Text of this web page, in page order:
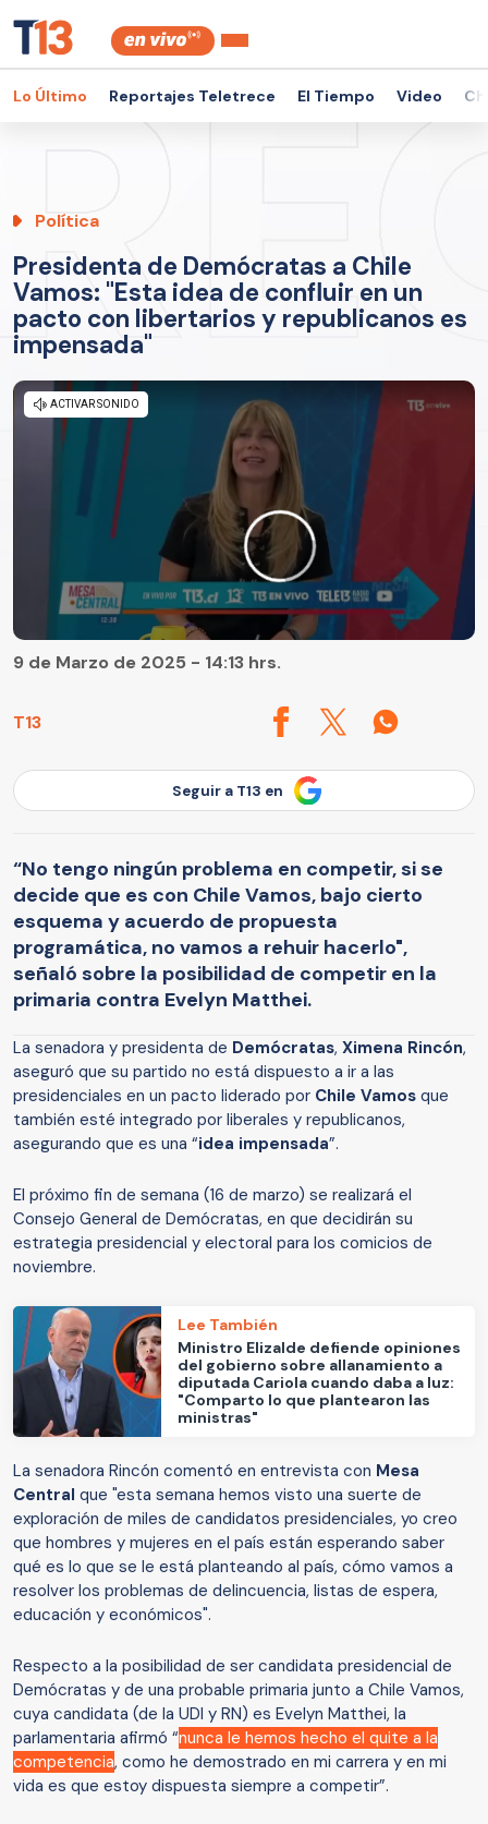
Lo Último Reportajes Teletrece El Tiempo Video
Política
Presidenta de Demócratas a Chile
Vamos: "Esta idea de confluir en un
pacto con libertarios y republicanos es
impensada"
T13
9 de Marzo de 2025 - 14:13 hrs.
Seguir a T13 en
“No tengo ningún problema en competir, si se
decide que es con Chile Vamos, bajo cierto
esquema y acuerdo de propuesta
programática, no vamos a rehuir hacerlo",
señaló sobre la posibilidad de competir en la
primaria contra Evelyn Matthei.
La senadora y presidenta de Demócratas, Ximena Rincón,
aseguró que su partido no está dispuesto a ir a las
presidenciales en un pacto liderado por Chile Vamos que
también esté integrado por liberales y republicanos,
asegurando que es una “idea impensada”.
El próximo fin de semana (16 de marzo) se realizará el
Consejo General de Demócratas, en que decidirán su
estrategia presidencial y electoral para los comicios de
noviembre.
Lee También
Ministro Elizalde defiende opiniones
del gobierno sobre allanamiento a
diputada Cariola cuando daba a luz:
"Comparto lo que plantearon las
ministras"
La senadora Rincón comentó en entrevista con Mesa
Central que "esta semana hemos visto una suerte de
exploración de miles de candidatos presidenciales, yo creo
que hombres y mujeres en el país están esperando saber
qué es lo que se le está planteando al país, cómo vamos a
resolver los problemas de delincuencia, listas de espera,
educación y económicos".
Respecto a la posibilidad de ser candidata presidencial de
Demócratas y de una probable primaria junto a Chile Vamos,
cuya candidata (de la UDI y RN) es Evelyn Matthei, la
parlamentaria afirmó “nunca le hemos hecho el quite a la
competencia, como he demostrado en mi carrera y en mi
vida es que estoy dispuesta siempre a competir”.